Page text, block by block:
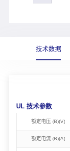
技术数据
UL 技术参数
额定电压 (B)(V)
额定电流 (B)(A)